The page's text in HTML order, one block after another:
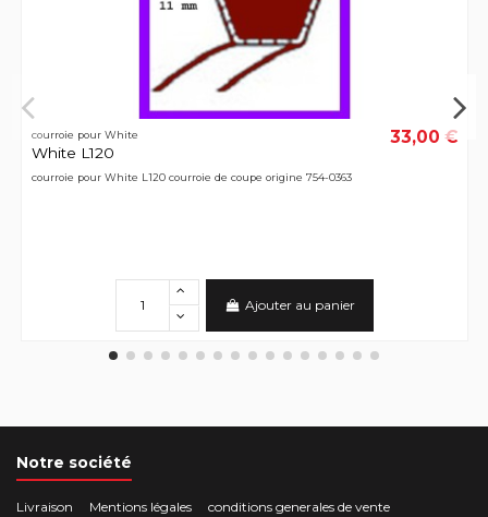
courroie pour White
White L120
33,00 €
courroie pour White L120 courroie de coupe origine 754-0363
Ajouter au panier
Notre société
Livraison Mentions légales
conditions generales de vente